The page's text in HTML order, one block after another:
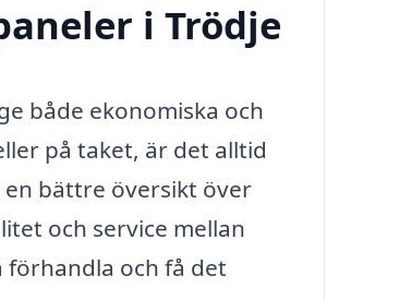
i Trödje
både ekonomiska och
på taket, är det alltid
bättre översikt över
och service mellan
förhandla och få det